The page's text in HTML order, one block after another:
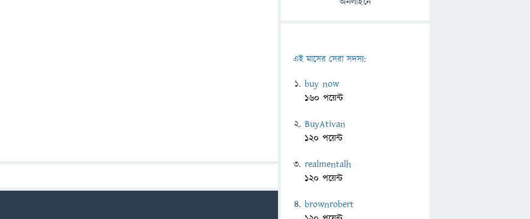
এই মাসের সেরা সদস্য:
buy now
160 পয়েন্ট
BuyAtivan
120 পয়েন্ট
realmentalh
120 পয়েন্ট
brownrobert